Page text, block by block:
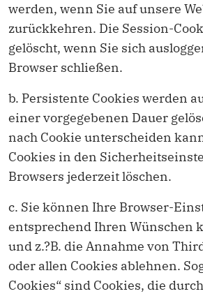
werden, wenn Sie auf unsere
zurückkehren. Die Session-
gelöscht, wenn Sie sich
Browser schließen.
b. Persistente Cookies werden
einer vorgegebenen Dauer
nach Cookie unterscheiden
Cookies in den
Browsers jederzeit löschen.
c. Sie können Ihre Browser-
entsprechend Ihren Wünschen
und z.?B. die Annahme von
oder allen Cookies ablehnen.
Cookies“ sind Cookies, die